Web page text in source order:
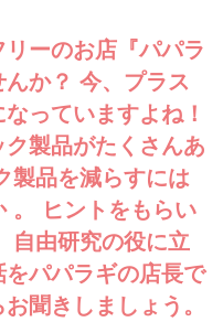
ーのお店『パパラ
か？ 今、プラス
っていますよね！
製品がたくさんあ
製品を減らすには
。 ヒントをもらい
自由研究の役に立
パパラギの店長で
聞きしましょう。